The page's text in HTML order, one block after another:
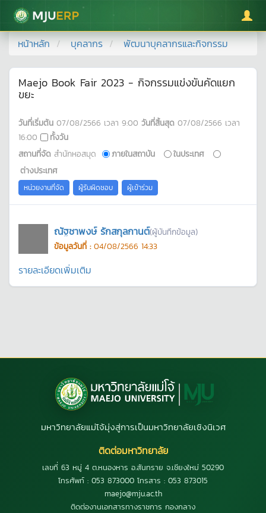
มหาวิทยาลัยแม่โจ้
หน้าหลัก บุคลากร พัฒนาบุคลากรและกิจกรรม
Maejo Book Fair 2023 - กิจกรรมแข่งขันคัดแยก
ขยะ
วันที่เริ่มต้น 07/08/2566 เวลา 9:00 วันที่สิ้นสุด 07/08/2566 เวลา
16:00
ทั้งวัน
สถานที่จัด สำนักหอสมุด ภายในสถาบัน
ในประเทศ
ต่างประเทศ
หน่วยงานที่จัด ผู้รับผิดชอบ ผู้เข้าร่วม
ณัฐชาพงษ์ รักสกุลกานต์(ผู้บันทึกข้อมูล)
ข้อมูลวันที่ : 04/08/2566 14:33
รายละเอียดเพิ่มเติม
มหาวิทยาลัยแม่โจ้มุ่งสู่การเป็นมหาวิทยาลัยเชิงนิเวศ
ติดต่อมหาวิทยาลัย
เลขที่ 63 หมู่ 4 ต.หนองหาร อ.สันทราย จ.เชียงใหม่ 50290
โทรศัพท์ : 053 873000 โทรสาร : 053 873015
maejo@mju.ac.th
ติดต่องานเอกสารทางราชการ กองกลาง